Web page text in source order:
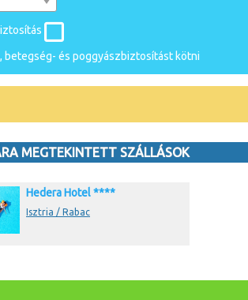
betegség- és poggyászbiztosítást kötni
MEGTEKINTETT SZÁLLÁSOK
Hedera Hotel ****
Isztria / Rabac